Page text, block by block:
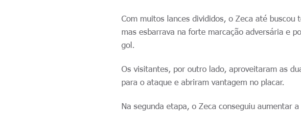
Com muitos lances divididos, o Zeca até
mas esbarrava na forte marcação adversária e
gol.
Os visitantes, por outro lado, aproveitaram as
para o ataque e abriram vantagem no placar.
Na segunda etapa, o Zeca conseguiu aumentar